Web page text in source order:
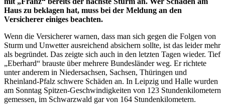
Haus zu beklagen hat, muss bei der Meldung an den
Versicherer einiges beachten.
Wenn die Versicherer warnen, dass man sich gegen die Folgen von
Sturm und Unwetter ausreichend absichern sollte, ist das leider mehr
als begründet. Das zeigte sich auch in den letzten Tagen wieder. Tief
„Eberhard“ brauste über mehrere Bundesländer weg. Er richtete
unter anderem in Niedersachsen, Sachsen, Thüringen und
Rheinland-Pfalz schwere Schäden an. In Leipzig und Halle wurden
am Sonntag Spitzen-Geschwindigkeiten von 123 Stundenkilometern
gemessen, im Schwarzwald gar von 164 Stundenkilometern.